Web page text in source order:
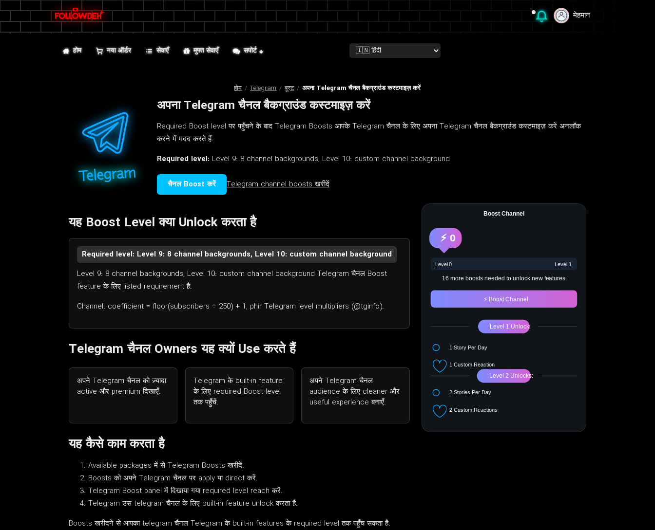
मेहमान
होम नया ऑर्डर सेवाएँ मुफ्त सेवाएँ सपोर्ट
मेहमान
होम / Telegram / बूस्ट / अपना Telegram चैनल बैकग्राउंड कस्टमाइज़ करें
अपना Telegram चैनल बैकग्राउंड कस्टमाइज़ करें
Required Boost level पर पहुँचने के बाद Telegram Boosts आपके Telegram चैनल के लिए अपना Telegram चैनल बैकग्राउंड कस्टमाइज़ करें अनलॉक
करने में मदद करते हैं.
Required level: Level 9: 8 channel backgrounds, Level 10: custom channel background
चैनल Boost करें Telegram channel boosts खरीदें
यह Boost Level क्या Unlock करता है
Required level: Level 9: 8 channel backgrounds, Level 10: custom channel background
Level 9: 8 channel backgrounds, Level 10: custom channel background Telegram चैनल Boost
feature के लिए listed requirement है.
Channel: coefficient = floor(subscribers ÷ 250) + 1, phir Telegram level multipliers (@tginfo).
Telegram चैनल Owners यह क्यों Use करते हैं
अपने Telegram चैनल को ज़्यादा
active और premium दिखाएँ.
Telegram के built-in feature
के लिए required Boost level
तक पहुँचें.
अपने Telegram चैनल
audience के लिए cleaner और
useful experience बनाएँ.
यह कैसे काम करता है
Available packages में से Telegram Boosts खरीदें.
Boosts को अपने Telegram चैनल पर apply या direct करें.
Telegram Boost panel में दिखाया गया required level reach करें.
Telegram उस telegram चैनल के लिए built-in feature unlock करता है.
Boosts खरीदने से आपका telegram चैनल Telegram के built-in features के required level तक पहुँच सकता है.